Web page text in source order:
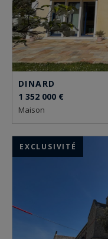
DINARD
1 352 000 €
maison
EXCLUSIVITÉ